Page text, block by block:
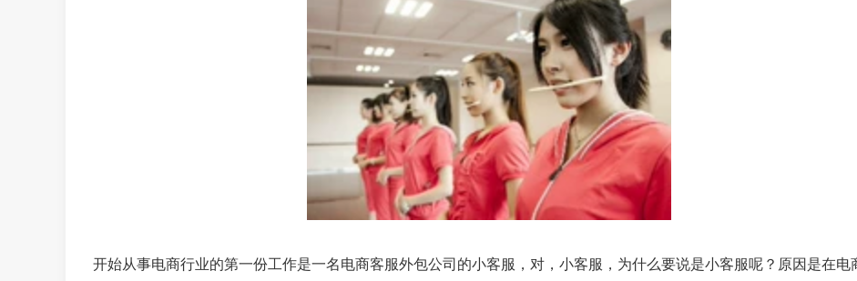
开始从事电商行业的第一份工作是一名电商客服外包公司的小客服，对，小客服，为什么要说是小客服呢？原因是在电